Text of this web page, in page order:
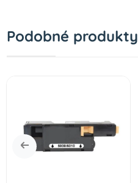
Podobné produkty